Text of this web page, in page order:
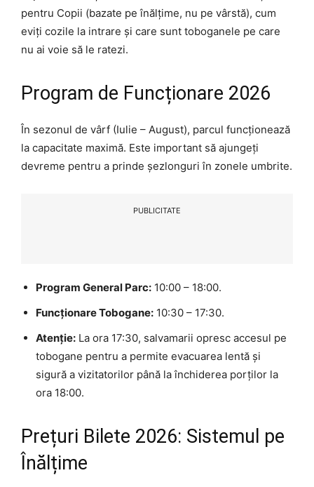
pentru Copii (bazate pe înălțime, nu pe vârstă), cum
eviți cozile la intrare și care sunt toboganele pe care
nu ai voie să le ratezi.
Program de Funcționare 2026
În sezonul de vârf (Iulie – August), parcul funcționează
la capacitate maximă. Este important să ajungeți
devreme pentru a prinde șezlonguri în zonele umbrite.
PUBLICITATE
Program General Parc: 10:00 – 18:00.
Funcționare Tobogane: 10:30 – 17:30.
Atenție: La ora 17:30, salvamarii opresc accesul pe
tobogane pentru a permite evacuarea lentă și
sigură a vizitatorilor până la închiderea porților la
ora 18:00.
Prețuri Bilete 2026: Sistemul pe
Înălțime